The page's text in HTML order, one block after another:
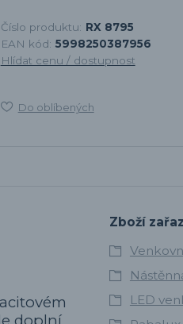
Číslo produktu: RX 8795
EAN kód: 5998250387956
Hlídat cenu / dostupnost
Do oblíbených
doplní
Zboží
LED